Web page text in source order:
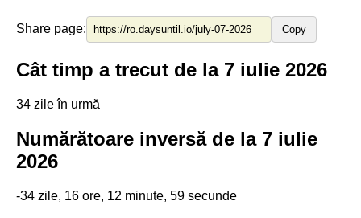
Share page: Copy
Cât timp a trecut de la 7 iulie 2026
34 zile în urmă
Numărătoare inversă de la 7 iulie
2026
-34 zile, 16 ore, 12 minute, 59 secunde